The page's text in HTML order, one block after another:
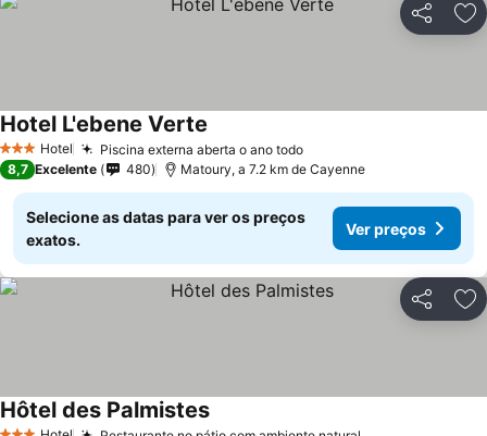
Partilhar
3 EstrelasHotel Piscina externa aberta o ano todo
Hotel L'ebene Verte
8,7 Excelente 480 Matoury, a 7.2 km de Cayenne
Selecione as datas para ver os preços
exatos.
Ver preços
Partilhar
Hôtel des Palmistes